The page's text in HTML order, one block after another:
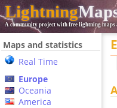
Lightning
A community project with free lightning maps
Maps and statistics
Real Time
Europe
Oceania
America